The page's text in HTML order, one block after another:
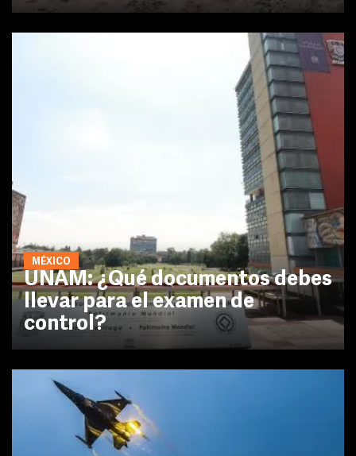
MÉXICO
UNAM: ¿Qué documentos debes
llevar para el examen de
control?